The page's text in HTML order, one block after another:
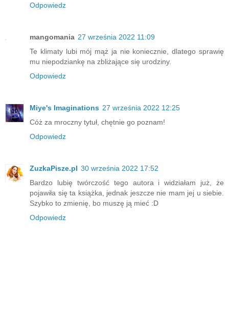
Odpowiedz
mangomania 27 września 2022 11:09
Te klimaty lubi mój mąż ja nie koniecznie, dlatego sprawię
mu niepodziankę na zbliżające się urodziny.
Odpowiedz
Miye's Imaginations 27 września 2022 12:25
Cóż za mroczny tytuł, chętnie go poznam!
Odpowiedz
ZuzkaPisze.pl 30 września 2022 17:52
Bardzo lubię twórczość tego autora i widziałam już, że
pojawiła się ta książka, jednak jeszcze nie mam jej u siebie.
Szybko to zmienię, bo muszę ją mieć :D
Odpowiedz